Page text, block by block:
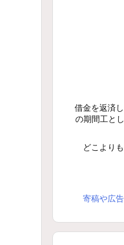
借金を返済
の期間工と
どこより
寄稿や広